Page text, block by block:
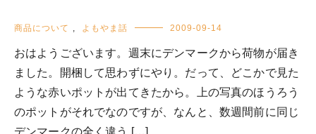
商品について , よもやま話 2009-09-14
おはようございます。週末にデンマークから荷物が届き
ました。開梱して思わずにやり。だって、どこかで見た
ような赤いポットが出てきたから。上の写真のほうろう
のポットがそれでなのですが、なんと、数週間前に同じ
デンマークの全く違う […]